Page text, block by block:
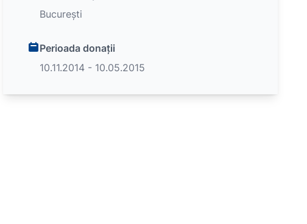
București
Perioada donații
10.11.2014 - 10.05.2015